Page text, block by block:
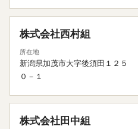
株式会社西村組
所在地
新潟県加茂市大字後須田１２５
０－１
株式会社田中組